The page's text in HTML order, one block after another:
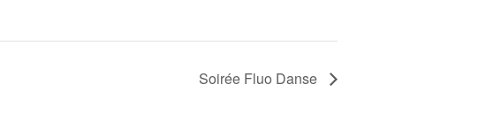
Soirée Fluo Danse